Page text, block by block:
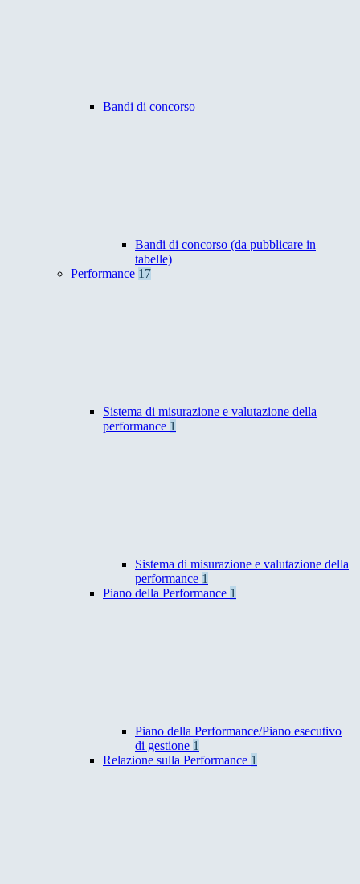
Bandi di concorso
Bandi di concorso (da pubblicare in
tabelle)
Performance 17
Sistema di misurazione e valutazione della
performance 1
Sistema di misurazione e valutazione della
performance 1
Piano della Performance 1
Piano della Performance/Piano esecutivo
di gestione 1
Relazione sulla Performance 1